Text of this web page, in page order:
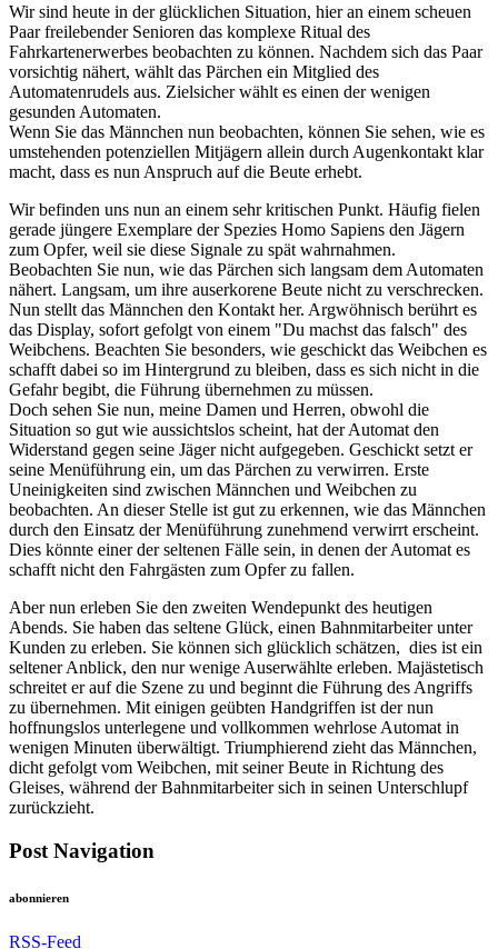
Wir sind heute in der glücklichen Situation, hier an einem scheuen
Paar freilebender Senioren das komplexe Ritual des
Fahrkartenerwerbes beobachten zu können. Nachdem sich das Paar
vorsichtig nähert, wählt das Pärchen ein Mitglied des
Automatenrudels aus. Zielsicher wählt es einen der wenigen
gesunden Automaten.
Wenn Sie das Männchen nun beobachten, können Sie sehen, wie es
umstehenden potenziellen Mitjägern allein durch Augenkontakt klar
macht, dass es nun Anspruch auf die Beute erhebt.
Wir befinden uns nun an einem sehr kritischen Punkt. Häufig fielen
gerade jüngere Exemplare der Spezies Homo Sapiens den Jägern
zum Opfer, weil sie diese Signale zu spät wahrnahmen.
Beobachten Sie nun, wie das Pärchen sich langsam dem Automaten
nähert. Langsam, um ihre auserkorene Beute nicht zu verschrecken.
Nun stellt das Männchen den Kontakt her. Argwöhnisch berührt es
das Display, sofort gefolgt von einem "Du machst das falsch" des
Weibchens. Beachten Sie besonders, wie geschickt das Weibchen es
schafft dabei so im Hintergrund zu bleiben, dass es sich nicht in die
Gefahr begibt, die Führung übernehmen zu müssen.
Doch sehen Sie nun, meine Damen und Herren, obwohl die
Situation so gut wie aussichtslos scheint, hat der Automat den
Widerstand gegen seine Jäger nicht aufgegeben. Geschickt setzt er
seine Menüführung ein, um das Pärchen zu verwirren. Erste
Uneinigkeiten sind zwischen Männchen und Weibchen zu
beobachten. An dieser Stelle ist gut zu erkennen, wie das Männchen
durch den Einsatz der Menüführung zunehmend verwirrt erscheint.
Dies könnte einer der seltenen Fälle sein, in denen der Automat es
schafft nicht den Fahrgästen zum Opfer zu fallen.
Aber nun erleben Sie den zweiten Wendepunkt des heutigen
Abends. Sie haben das seltene Glück, einen Bahnmitarbeiter unter
Kunden zu erleben. Sie können sich glücklich schätzen, dies ist ein
seltener Anblick, den nur wenige Auserwählte erleben. Majästetisch
schreitet er auf die Szene zu und beginnt die Führung des Angriffs
zu übernehmen. Mit einigen geübten Handgriffen ist der nun
hoffnungslos unterlegene und vollkommen wehrlose Automat in
wenigen Minuten überwältigt. Triumphierend zieht das Männchen,
dicht gefolgt vom Weibchen, mit seiner Beute in Richtung des
Gleises, während der Bahnmitarbeiter sich in seinen Unterschlupf
zurückzieht.
Post Navigation
abonnieren
RSS-Feed